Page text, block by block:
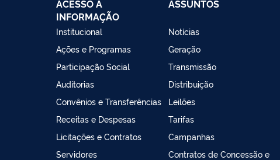
ACESSO À
INFORMAÇÃO
Institucional
Ações e Programas
Participação Social
Auditorias
Convênios e Transferências
Receitas e Despesas
Licitações e Contratos
Servidores
ASSUNTOS
Notícias
Geração
Transmissão
Distribuição
Leilões
Tarifas
Campanhas
Contratos de Concessão e